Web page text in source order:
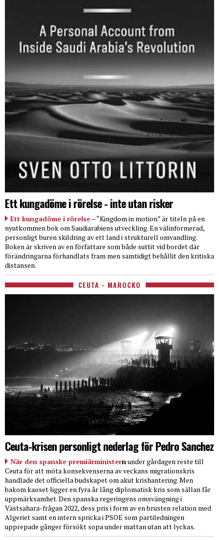
Ett kungadöme i rörelse - inte utan risker
Ett kungadöme i rörelse– “Kingdom in motion” är titeln på en
nyutkommen bok om Saudiarabiens utveckling. En välinformerad,
personligt buren skildring av ett land i strukturell omvandling.
Boken är skriven av en författare som både suttit vid bordet där
förändringarna förhandlats fram men samtidigt behållit den kritiska
distansen.
CEUTA - MAROCKO
Ceuta-krisen personligt nederlag för Pedro Sanchez
När den spanske premiärministernunder gårdagen reste till
Ceuta för att möta konsekvenserna av veckans migrationskris
handlade det officiella budskapet om akut krishantering. Men
bakom kaoset ligger en fyra år lång diplomatisk kris som sällan får
uppmärksamhet. Den spanska regeringens omsvängning i
Västsahara-frågan 2022, dess pris i form av en brusten relation med
Algeriet samt en intern spricka i PSOE som partiledningen
upprepade gånger försökt sopa under mattan utan att lyckas.